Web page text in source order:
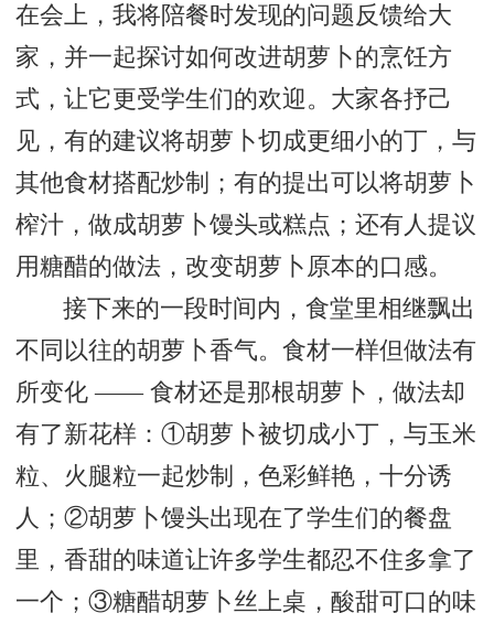
在会上，我将陪餐时发现的问题反馈给大
家，并一起探讨如何改进胡萝卜的烹饪方
式，让它更受学生们的欢迎。大家各抒己
见，有的建议将胡萝卜切成更细小的丁，与
其他食材搭配炒制；有的提出可以将胡萝卜
榨汁，做成胡萝卜馒头或糕点；还有人提议
用糖醋的做法，改变胡萝卜原本的口感。
接下来的一段时间内，食堂里相继飘出
不同以往的胡萝卜香气。食材一样但做法有
所变化 —— 食材还是那根胡萝卜，做法却
有了新花样：①胡萝卜被切成小丁，与玉米
粒、火腿粒一起炒制，色彩鲜艳，十分诱
人；②胡萝卜馒头出现在了学生们的餐盘
里，香甜的味道让许多学生都忍不住多拿了
一个；③糖醋胡萝卜丝上桌，酸甜可口的味